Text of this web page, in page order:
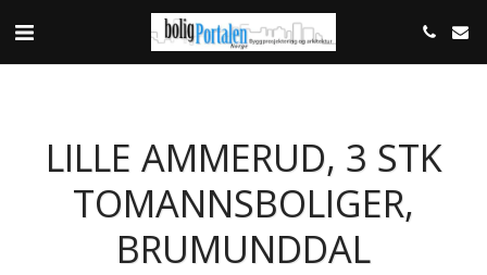
LILLE AMMERUD, 3 STK
TOMANNSBOLIGER,
BRUMUNDDAL